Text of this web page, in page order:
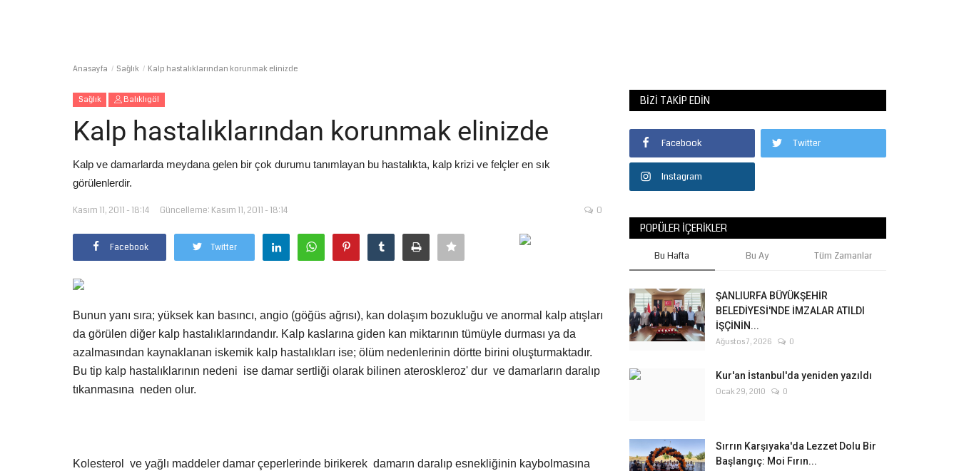
Anasayfa Sağlık Kalp hastalıklarından korunmak elinizde
Sağlık Balıklıgöl
Kalp hastalıklarından korunmak elinizde
Kalp ve damarlarda meydana gelen bir çok durumu tanımlayan bu hastalıkta, kalp krizi ve felçler en sık
görülenlerdir.
Kasım 11, 2011 - 18:14 Güncelleme: Kasım 11, 2011 - 18:14 0
Facebook Twitter
Bunun yanı sıra; yüksek kan basıncı, angio (göğüs ağrısı), kan dolaşım bozukluğu ve anormal kalp atışları
da görülen diğer kalp hastalıklarındandır. Kalp kaslarına giden kan miktarının tümüyle durması ya da
azalmasından kaynaklanan iskemik kalp hastalıkları ise; ölüm nedenlerinin dörtte birini oluşturmaktadır.
Bu tip kalp hastalıklarının nedeni ise damar sertliği olarak bilinen ateroskleroz' dur ve damarların daralıp
tıkanmasına neden olur.
Kolesterol ve yağlı maddeler damar çeperlerinde birikerek damarın daralıp esnekliğinin kaybolmasına
BIZI TAKIP EDIN
Facebook Twitter
Instagram
POPÜLER İÇERIKLER
Bu Hafta Bu Ay Tüm Zamanlar
ŞANLIURFA BÜYÜKŞEHİR
BELEDİYESİ'NDE İMZALAR ATILDI
İŞÇİNİN...
Ağustos 7, 2026 0
Kur'an İstanbul'da yeniden yazıldı
Ocak 29, 2010 0
Sırrın Karşıyaka'da Lezzet Dolu Bir
Başlangıç: Moi Fırın...